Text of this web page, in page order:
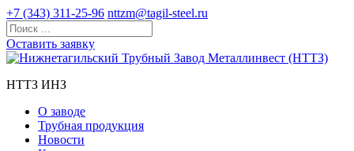
+7 (343) 311-25-96 nttzm@tagil-steel.ru
Оставить заявку
НТТЗ ИНЗ
О заводе
Трубная продукция
Новости